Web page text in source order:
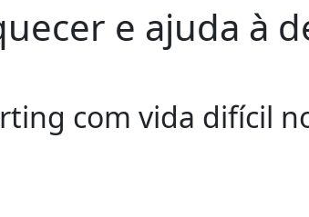
e ajuda à
com vida difícil